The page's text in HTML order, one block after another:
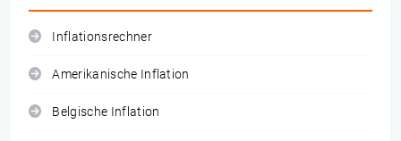
Inflationsrechner
Amerikanische Inflation
Belgische Inflation